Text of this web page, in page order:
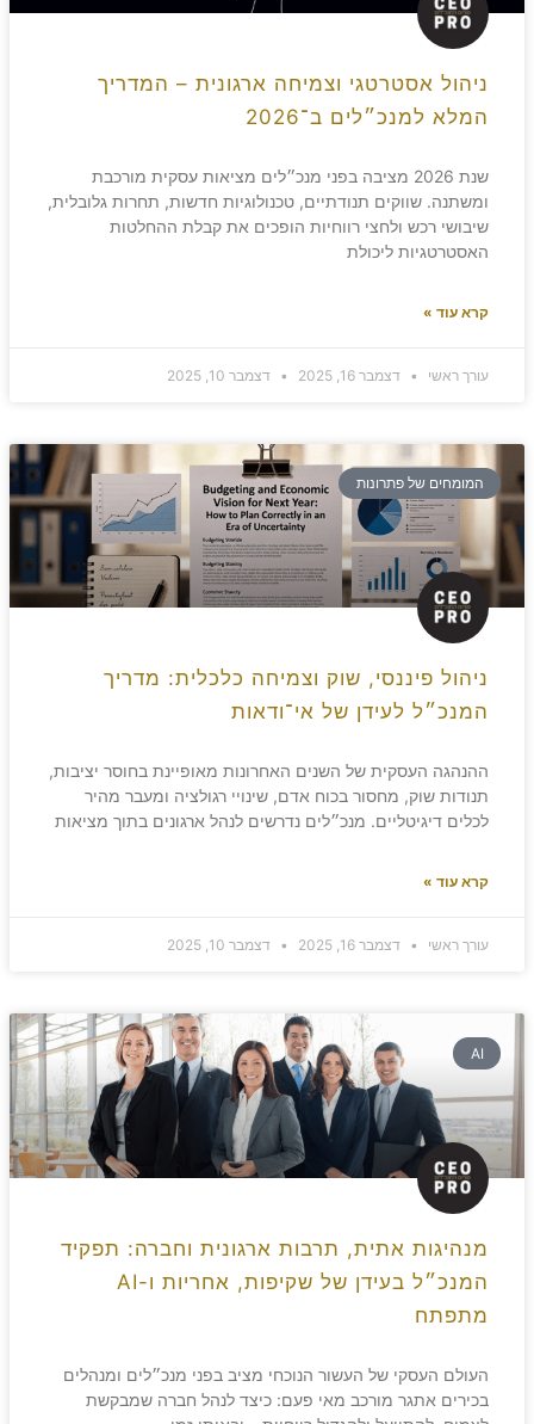
ניהול אסטרטגי וצמיחה ארגונית – המדריך
המלא למנכ״לים ב־2026
שנת 2026 מציבה בפני מנכ״לים מציאות עסקית מורכבת
ומשתנה. שווקים תנודתיים, טכנולוגיות חדשות, תחרות גלובלית,
שיבושי רכש ולחצי רווחיות הופכים את קבלת ההחלטות
האסטרטגיות ליכולת
קרא עוד »
עורך ראשי דצמבר 16, 2025 דצמבר 10, 2025
המומחים של פתרונות
ניהול פיננסי, שוק וצמיחה כלכלית: מדריך
המנכ״ל לעידן של אי־ודאות
ההנהגה העסקית של השנים האחרונות מאופיינת בחוסר יציבות,
תנודות שוק, מחסור בכוח אדם, שינויי רגולציה ומעבר מהיר
לכלים דיגיטליים. מנכ״לים נדרשים לנהל ארגונים בתוך מציאות
קרא עוד »
עורך ראשי דצמבר 16, 2025 דצמבר 10, 2025
AI
מנהיגות אתית, תרבות ארגונית וחברה: תפקיד
המנכ״ל בעידן של שקיפות, אחריות ו-AI
מתפתח
העולם העסקי של העשור הנוכחי מציב בפני מנכ״לים ומנהלים
בכירים אתגר מורכב מאי פעם: כיצד לנהל חברה שמבקשת